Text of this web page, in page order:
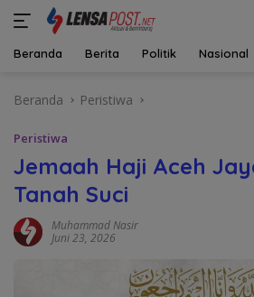
Beranda Berita Politik Nasional
Beranda Peristiwa
Peristiwa
Jemaah Haji Aceh
Tanah Suci
Muhammad Nasir
Juni 23, 2026